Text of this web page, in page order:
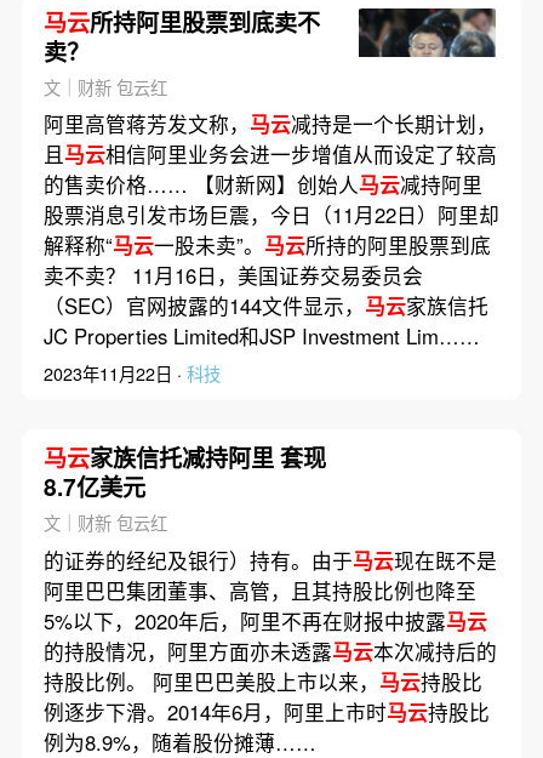
马云所持阿里股票到底卖不
卖？
文｜财新 包云红
阿里高管蒋芳发文称， 马云减持是一个长期计划，
且马云相信阿里业务会进一步增值从而设定了较高
的售卖价格…… 【财新网】创始人马云减持阿里
股票消息引发市场巨震，今日（11月22日）阿里却
解释称“马云一股未卖”。 马云所持的阿里股票到底
卖不卖？ 11月16日，美国证券交易委员会
（SEC）官网披露的144文件显示， 马云家族信托
JC Properties Limited和JSP Investment Lim……
2023年11月22日 · 科技
马云家族信托减持阿里 套现
8.7亿美元
文｜财新 包云红
的证券的经纪及银行）持有。由于马云现在既不是
阿里巴巴集团董事、高管，且其持股比例也降至
5%以下，2020年后，阿里不再在财报中披露马云
的持股情况，阿里方面亦未透露马云本次减持后的
持股比例。 阿里巴巴美股上市以来， 马云持股比
例逐步下滑。2014年6月，阿里上市时马云持股比
例为8.9%，随着股份摊薄……